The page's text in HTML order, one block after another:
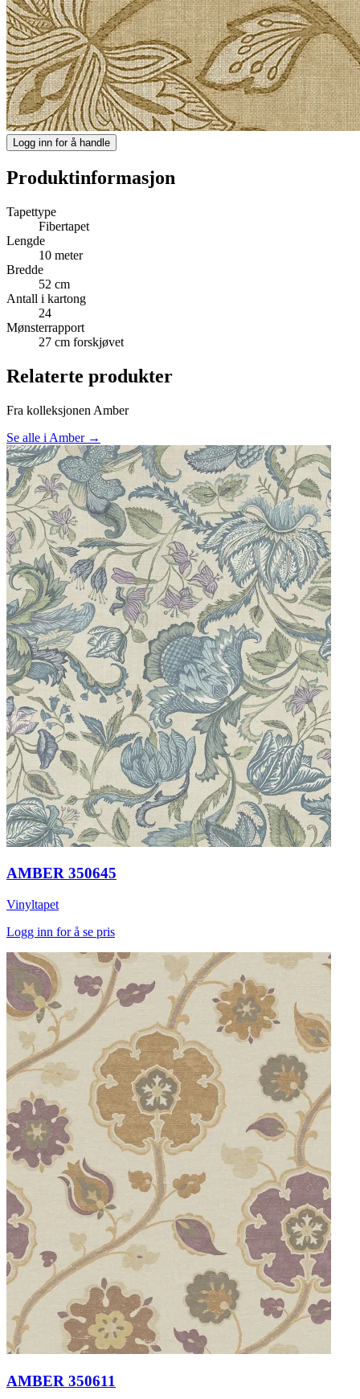
Logg inn for å handle
Produktinformasjon
Tapettype
Fibertapet
Lengde
10 meter
Bredde
52 cm
Antall i kartong
24
Mønsterrapport
27 cm forskjøvet
Relaterte produkter
Fra kolleksjonen Amber
Se alle i Amber →
AMBER 350645
Vinyltapet
Logg inn for å se pris
AMBER 350611